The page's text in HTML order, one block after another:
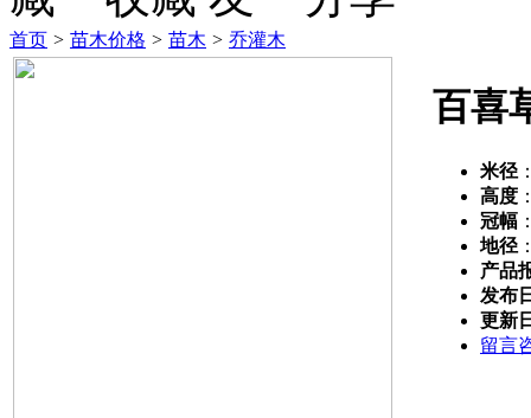
首页 > 苗木价格 > 苗木 > 乔灌木
百喜
米径
高度
冠幅
地径
产品
发布
更新
留言